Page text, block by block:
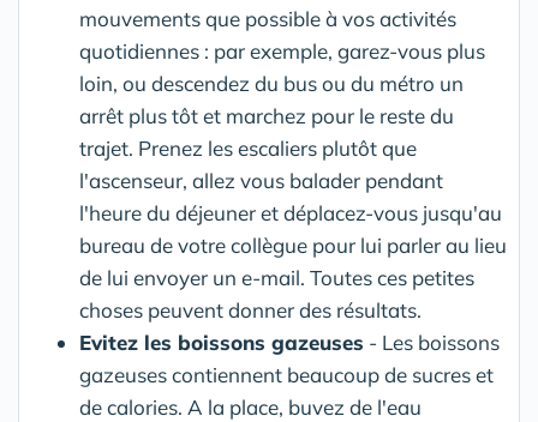
mouvements que possible à vos activités
quotidiennes : par exemple, garez-vous plus
loin, ou descendez du bus ou du métro un
arrêt plus tôt et marchez pour le reste du
trajet. Prenez les escaliers plutôt que
l'ascenseur, allez vous balader pendant
l'heure du déjeuner et déplacez-vous jusqu'au
bureau de votre collègue pour lui parler au lieu
de lui envoyer un e-mail. Toutes ces petites
choses peuvent donner des résultats.
Evitez les boissons gazeuses - Les boissons
gazeuses contiennent beaucoup de sucres et
de calories. A la place, buvez de l'eau